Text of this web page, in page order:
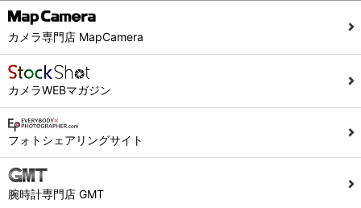
カメラ専門店 MapCamera
カメラWEBマガジン
フォトシェアリングサイト
腕時計専門店 GMT